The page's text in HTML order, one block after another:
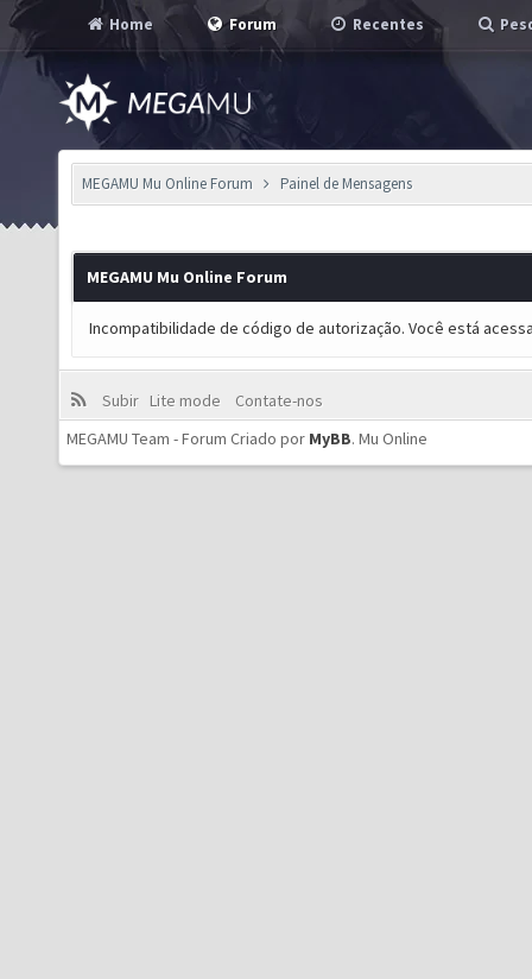
Home Forum Recentes
MEGAMU Mu Online Forum Painel de Mensagens
MEGAMU Mu Online Forum
Incompatibilidade de código de autorização. Você está
Subir Lite mode
Contate-nos
MEGAMU Team - Forum Criado por MyBB. Mu Online